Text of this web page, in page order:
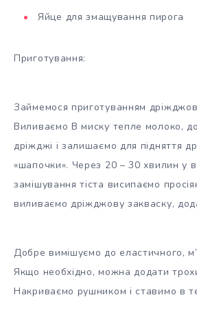
Яйце для змащування пирога
Приготування:
Займемося приготуванням
Виливаємо В миску тепле молоко,
дріжджі і залишаємо для підняття
«шапочки». Через 20 – 30 хвилин у
замішування тіста висипаємо
виливаємо дріжджову закваску,
Добре вимішуємо до еластичного,
Якщо необхідно, можна додати
Накриваємо рушником і ставимо в